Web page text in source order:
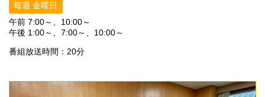
毎週 金曜日
午前 7:00～、10:00～
午後 1:00～、7:00～、10:00～
番組放送時間：20分